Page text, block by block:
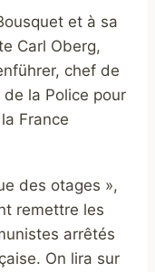
et à sa
Carl Oberg,
chef de
de la Police pour
la France
des otages »,
remettre les
arrêtés
On lira sur